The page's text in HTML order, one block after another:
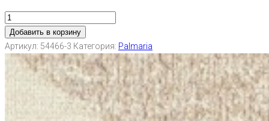
Добавить в корзину
Артикул: 54466-3 Категория: Palmaria